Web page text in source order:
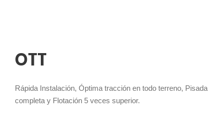
OTT
Rápida Instalación, Óptima tracción en todo terreno, Pisada
completa y Flotación 5 veces superior.